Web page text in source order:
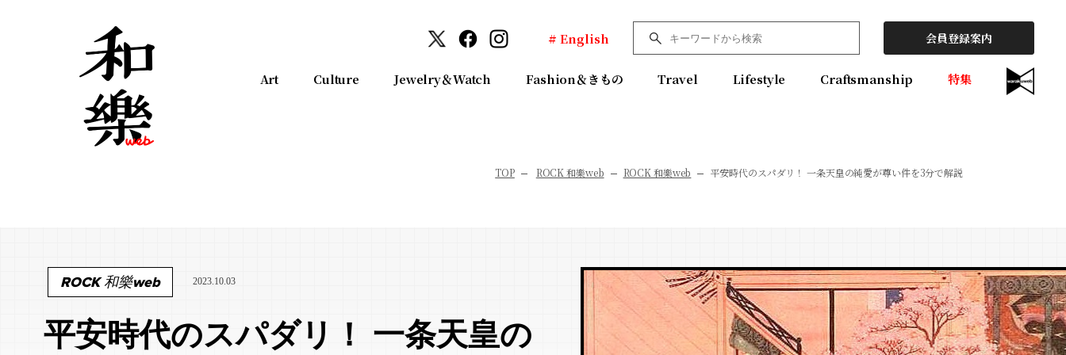
# English 会員登録案内
Art Culture Jewelry＆Watch Fashion＆きもの Travel Lifestyle Craftsmanship 特集
TOP ROCK 和樂web ROCK 和樂web 平安時代のスパダリ！ 一条天皇の純愛が尊い件を3分で解説
ROCK 和樂web 2023.10.03
平安時代のスパダリ！ 一条天皇の